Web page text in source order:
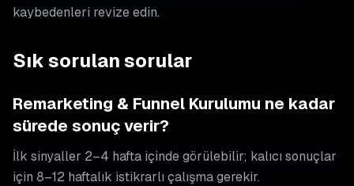
kaybedenleri revize edin.
Sık sorulan sorular
Remarketing & Funnel Kurulumu ne kadar
sürede sonuç verir?
İlk sinyaller 2–4 hafta içinde görülebilir; kalıcı sonuçlar
için 8–12 haftalık istikrarlı çalışma gerekir.